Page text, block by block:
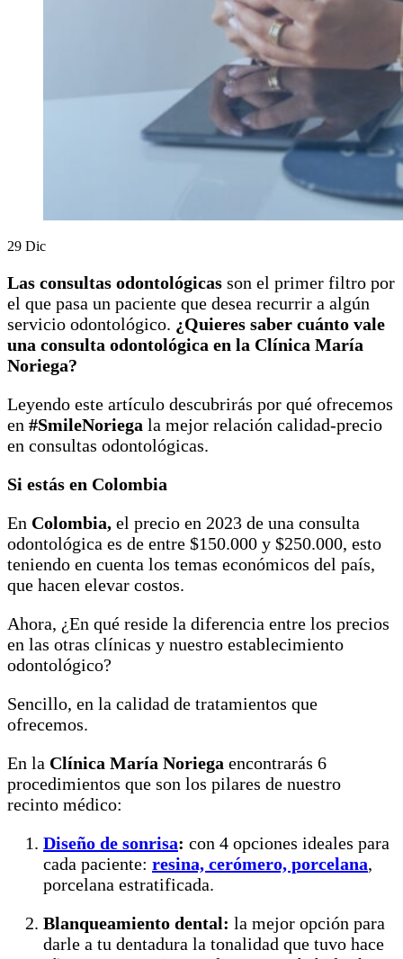
29 Dic
Las consultas odontológicas son el primer filtro por
el que pasa un paciente que desea recurrir a algún
servicio odontológico. ¿Quieres saber cuánto vale
una consulta odontológica en la Clínica María
Noriega?
Leyendo este artículo descubrirás por qué ofrecemos
en #SmileNoriega la mejor relación calidad-precio
en consultas odontológicas.
Si estás en Colombia
En Colombia, el precio en 2023 de una consulta
odontológica es de entre $150.000 y $250.000, esto
teniendo en cuenta los temas económicos del país,
que hacen elevar costos.
Ahora, ¿En qué reside la diferencia entre los precios
en las otras clínicas y nuestro establecimiento
odontológico?
Sencillo, en la calidad de tratamientos que
ofrecemos.
En la Clínica María Noriega encontrarás 6
procedimientos que son los pilares de nuestro
recinto médico:
Diseño de sonrisa: con 4 opciones ideales para
cada paciente: resina, cerómero, porcelana,
porcelana estratificada.
Blanqueamiento dental: la mejor opción para
darle a tu dentadura la tonalidad que tuvo hace